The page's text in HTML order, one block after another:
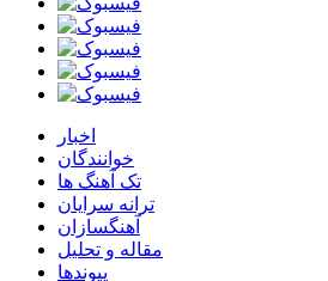
اخبار
خوانندگان
تک آهنگ ها
ترانه سرایان
آهنگسازان
مقاله و تحلیل
پیوندها